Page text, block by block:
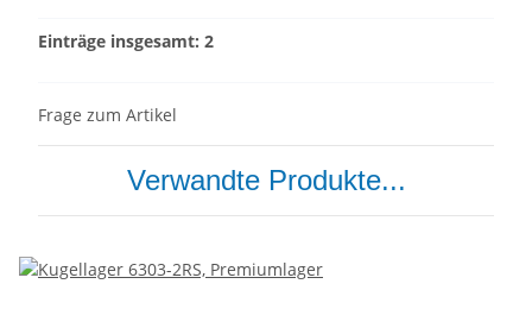
Einträge insgesamt: 2
Frage zum Artikel
Verwandte Produkte...